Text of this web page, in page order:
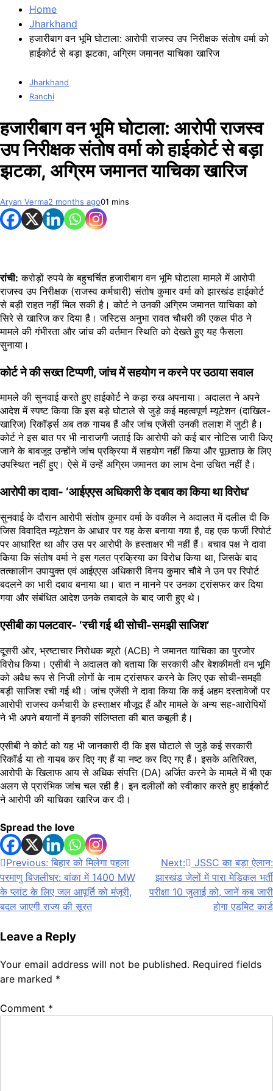
Home
Jharkhand
हजारीबाग वन भूमि घोटाला: आरोपी राजस्व उप निरीक्षक संतोष वर्मा को
हाईकोर्ट से बड़ा झटका, अग्रिम जमानत याचिका खारिज
Jharkhand
Ranchi
हजारीबाग वन भूमि घोटाला: आरोपी राजस्व
उप निरीक्षक संतोष वर्मा को हाईकोर्ट से बड़ा
झटका, अग्रिम जमानत याचिका खारिज
Aryan Verma2 months ago01 mins
रांची: करोड़ों रुपये के बहुचर्चित हजारीबाग वन भूमि घोटाला मामले में आरोपी
राजस्व उप निरीक्षक (राजस्व कर्मचारी) संतोष कुमार वर्मा को झारखंड हाईकोर्ट
से बड़ी राहत नहीं मिल सकी है। कोर्ट ने उनकी अग्रिम जमानत याचिका को
सिरे से खारिज कर दिया है। जस्टिस अनुभा रावत चौधरी की एकल पीठ ने
मामले की गंभीरता और जांच की वर्तमान स्थिति को देखते हुए यह फैसला
सुनाया।
कोर्ट ने की सख्त टिप्पणी, जांच में सहयोग न करने पर उठाया सवाल
मामले की सुनवाई करते हुए हाईकोर्ट ने कड़ा रुख अपनाया। अदालत ने अपने
आदेश में स्पष्ट किया कि इस बड़े घोटाले से जुड़े कई महत्वपूर्ण म्यूटेशन (दाखिल-
खारिज) रिकॉर्ड्स अब तक गायब हैं और जांच एजेंसी उनकी तलाश में जुटी है।
कोर्ट ने इस बात पर भी नाराजगी जताई कि आरोपी को कई बार नोटिस जारी किए
जाने के बावजूद उन्होंने जांच प्रक्रिया में सहयोग नहीं किया और पूछताछ के लिए
उपस्थित नहीं हुए। ऐसे में उन्हें अग्रिम जमानत का लाभ देना उचित नहीं है।
आरोपी का दावा- ‘आईएएस अधिकारी के दबाव का किया था विरोध’
सुनवाई के दौरान आरोपी संतोष कुमार वर्मा के वकील ने अदालत में दलील दी कि
जिस विवादित म्यूटेशन के आधार पर यह केस बनाया गया है, वह एक फर्जी रिपोर्ट
पर आधारित था और उस पर आरोपी के हस्ताक्षर भी नहीं हैं। बचाव पक्ष ने दावा
किया कि संतोष वर्मा ने इस गलत प्रक्रिया का विरोध किया था, जिसके बाद
तत्कालीन उपायुक्त एवं आईएएस अधिकारी विनय कुमार चौबे ने उन पर रिपोर्ट
बदलने का भारी दबाव बनाया था। बात न मानने पर उनका ट्रांसफर कर दिया
गया और संबंधित आदेश उनके तबादले के बाद जारी हुए थे।
एसीबी का पलटवार- ‘रची गई थी सोची-समझी साजिश’
दूसरी ओर, भ्रष्टाचार निरोधक ब्यूरो (ACB) ने जमानत याचिका का पुरजोर
विरोध किया। एसीबी ने अदालत को बताया कि सरकारी और बेशकीमती वन भूमि
को अवैध रूप से निजी लोगों के नाम ट्रांसफर करने के लिए एक सोची-समझी
बड़ी साजिश रची गई थी। जांच एजेंसी ने दावा किया कि कई अहम दस्तावेजों पर
आरोपी राजस्व कर्मचारी के हस्ताक्षर मौजूद हैं और मामले के अन्य सह-आरोपियों
ने भी अपने बयानों में इनकी संलिप्तता की बात कबूली है।
एसीबी ने कोर्ट को यह भी जानकारी दी कि इस घोटाले से जुड़े कई सरकारी
रिकॉर्ड या तो गायब कर दिए गए हैं या नष्ट कर दिए गए हैं। इसके अतिरिक्त,
आरोपी के खिलाफ आय से अधिक संपत्ति (DA) अर्जित करने के मामले में भी एक
अलग से प्रारंभिक जांच चल रही है। इन दलीलों को स्वीकार करते हुए हाईकोर्ट
ने आरोपी की याचिका खारिज कर दी।
Spread the love
Post
navigation
Previous: बिहार को मिलेगा पहला
परमाणु बिजलीघर: बांका में 1400 MW
के प्लांट के लिए जल आपूर्ति को मंजूरी,
बदल जाएगी राज्य की सूरत
Next:
JSSC का बड़ा ऐलान:
झारखंड जेलों में पारा मेडिकल भर्ती
परीक्षा 10 जुलाई को, जानें कब जारी
होगा एडमिट कार्ड
Leave a Reply
Your email address will not be published. Required fields
are marked *
Comment *